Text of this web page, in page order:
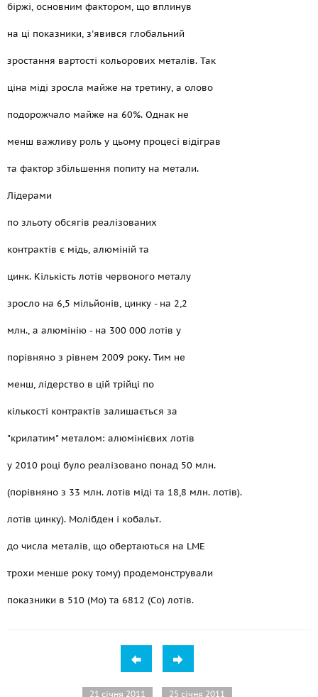
біржі, основним фактором, що вплинув
на ці показники, з'явився глобальний
зростання вартості кольорових металів. Так
ціна міді зросла майже на третину, а олово
подорожчало майже на 60%. Однак не
менш важливу роль у цьому процесі відіграв
та фактор збільшення попиту на метали.
Лідерами
по зльоту обсягів реалізованих
контрактів є мідь, алюміній та
цинк. Кількість лотів червоного металу
зросло на 6,5 мільйонів, цинку - на 2,2
млн., а алюмінію - на 300 000 лотів у
порівняно з рівнем 2009 року. Тим не
менш, лідерство в цій трійці по
кількості контрактів залишається за
"крилатим" металом: алюмінієвих лотів
у 2010 році було реалізовано понад 50 млн.
(порівняно з 33 млн. лотів міді та 18,8 млн. лотів).
лотів цинку). Молібден і кобальт.
до числа металів, що обертаються на LME
трохи менше року тому) продемонстрували
показники в 510 (Mo) та 6812 (Co) лотів.
21 січня 2011 25 січня 2011